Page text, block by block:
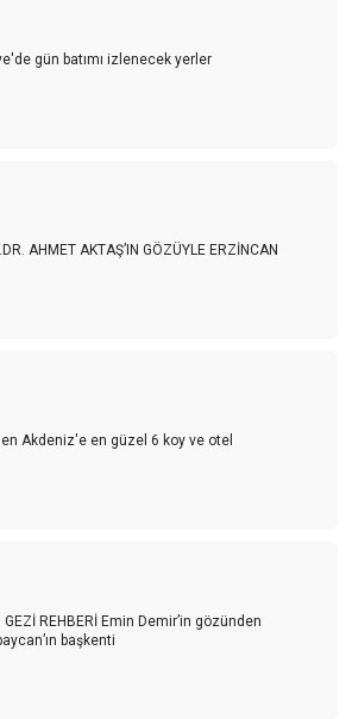
gün batımı izlenecek yerler
AHMET AKTAŞ’IN GÖZÜYLE ERZİNCAN
Akdeniz'e en güzel 6 koy ve otel
GEZİ REHBERİ Emin Demir’in gözünden
başkenti